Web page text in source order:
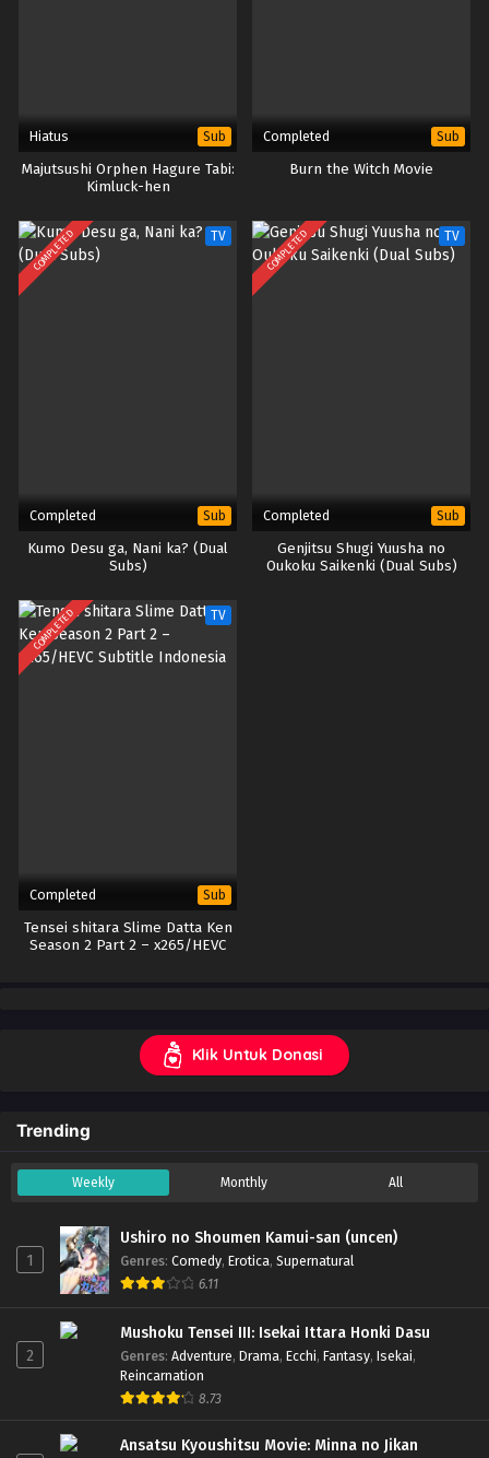
Hiatus Sub
Majutsushi Orphen Hagure Tabi:
Kimluck-hen
Completed Sub
Burn the Witch Movie
COMPLETED TV
Completed Sub
Kumo Desu ga, Nani ka? (Dual
Subs)
COMPLETED TV
Completed Sub
Genjitsu Shugi Yuusha no
Oukoku Saikenki (Dual Subs)
COMPLETED TV
Completed Sub
Tensei shitara Slime Datta Ken
Season 2 Part 2 – x265/HEVC
Klik Untuk Donasi
Trending
Weekly Monthly All
1
Ushiro no Shoumen Kamui-san (uncen)
Genres: Comedy, Erotica, Supernatural
6.11
2
Mushoku Tensei III: Isekai Ittara Honki Dasu
Genres: Adventure, Drama, Ecchi, Fantasy, Isekai,
Reincarnation
8.73
Ansatsu Kyoushitsu Movie: Minna no Jikan